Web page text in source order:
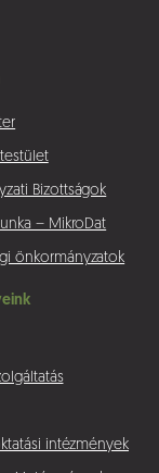
Bizottságok
– MikroDat
önkormányzatok
intézmények